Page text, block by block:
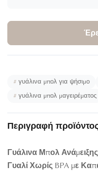
# γυάλινα μπολ για ψήσιμο
# γυάλινα μπολ μαγειρέματος
Περιγραφή
Γυάλινα Μπολ
Γυαλί Χωρίς BPA με